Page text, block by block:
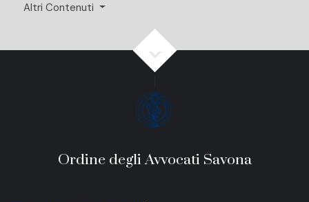
Altri Contenuti
Ordine degli Avvocati Savona